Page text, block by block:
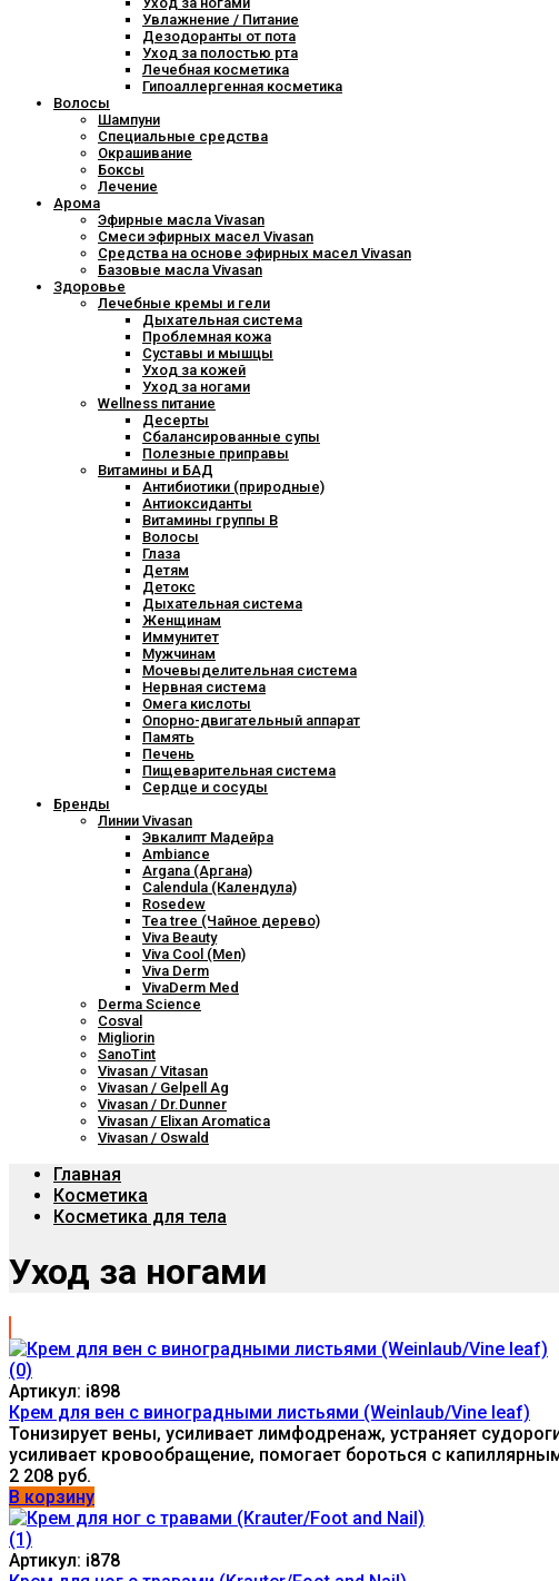
Увлажнение / Питание
Дезодоранты от пота
Уход за полостью рта
Лечебная косметика
Гипоаллергенная косметика
Волосы
Шампуни
Специальные средства
Окрашивание
Боксы
Лечение
Арома
Эфирные масла Vivasan
Смеси эфирных масел Vivasan
Средства на основе эфирных масел Vivasan
Базовые масла Vivasan
Здоровье
Лечебные кремы и гели
Дыхательная система
Проблемная кожа
Суставы и мышцы
Уход за кожей
Уход за ногами
Wellness питание
Десерты
Сбалансированные супы
Полезные приправы
Витамины и БАД
Антибиотики (природные)
Антиоксиданты
Витамины группы В
Волосы
Глаза
Детям
Детокс
Дыхательная система
Женщинам
Иммунитет
Мужчинам
Мочевыделительная система
Нервная система
Омега кислоты
Опорно-двигательный аппарат
Память
Печень
Пищеварительная система
Сердце и сосуды
Бренды
Линии Vivasan
Эвкалипт Мадейра
Ambiance
Argana (Аргана)
Calendula (Календула)
Rosedew
Tea tree (Чайное дерево)
Viva Beauty
Viva Cool (Men)
Viva Derm
VivaDerm Med
Derma Science
Cosval
Migliorin
SanoTint
Vivasan / Vitasan
Vivasan / Gelpell Ag
Vivasan / Dr.Dunner
Vivasan / Elixan Aromatica
Vivasan / Oswald
Главная
Косметика
Косметика для тела
Уход за ногами
(0)
Артикул: i898
Крем для вен с виноградными листьями (Weinlaub/Vine leaf)
Тонизирует вены, усиливает лимфодренаж, устраняет
усиливает кровообращение, помогает бороться с
2 208 руб.
В корзину
(1)
Артикул: i878